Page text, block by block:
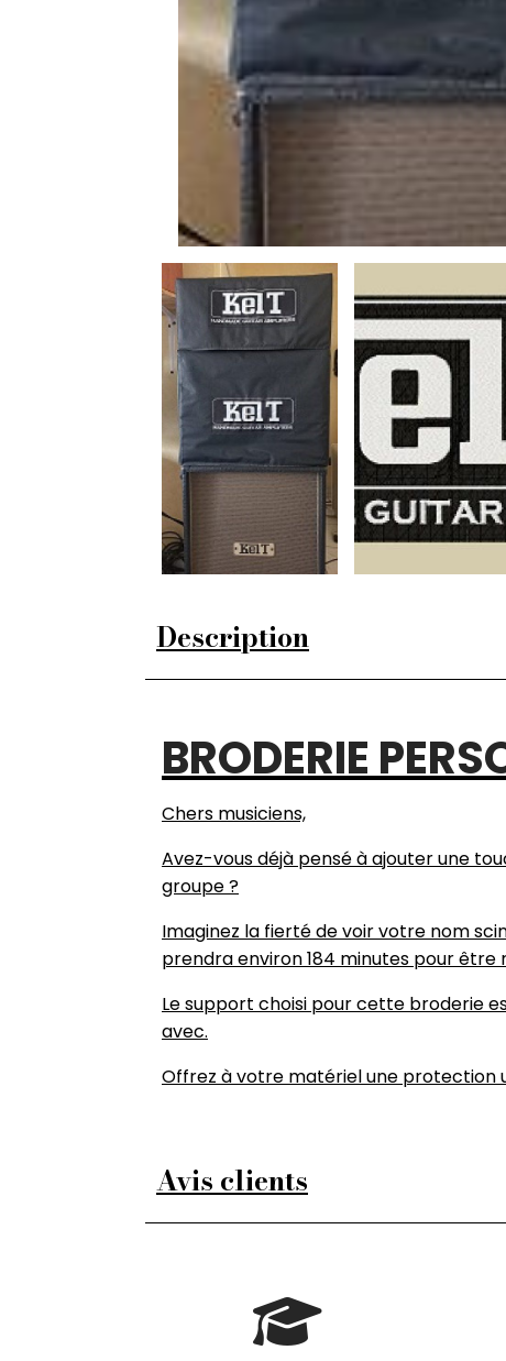
Description
BRODERIE
Chers musiciens,
Avez-vous déjà pensé à ajouter une
groupe ?
Imaginez la fierté de voir votre nom
prendra environ 184 minutes pour être
Le support choisi pour cette broderie
avec.
Offrez à votre matériel une protection
Avis clients
